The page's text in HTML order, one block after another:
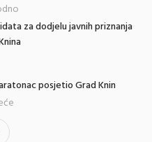
za dodjelu javnih priznanja
posjetio Grad Knin